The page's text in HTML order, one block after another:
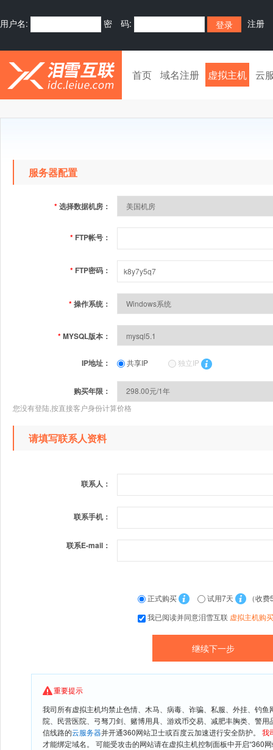
用户名: 密 码: 注册
首页 域名注册 虚拟主机 云
服务器配置
*选择数据机房：
* FTP帐号：
* FTP密码：
*操作系统：
*MYSQL版本：
IP地址： 共享IP 独立IP
购买年限：
您没有登陆,按直接客户身份计算价格
请填写联系人资料
联系人：
联系手机：
联系E-mail：
正式购买 试用7天
（收费
我已阅读并同意泪雪互联 虚拟主机购
重要提示
我司所有虚拟主机均禁止色情、木马、病毒、诈骗、私服、外挂、钓
院、民营医院、弓驽刀剑、赌博用具、游戏币交易、减肥丰胸类、警
信线路的云服务器并开通360网站卫士或百度云加速进行安全防护。 我
才能绑定域名。 可能受攻击的网站请在虚拟主机控制面板中开启“360